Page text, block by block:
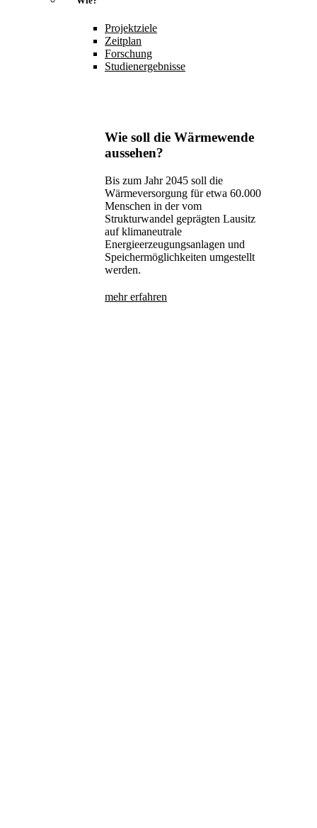
Projektziele
Zeitplan
Forschung
Studienergebnisse
Wie soll die Wärmewende
aussehen?
Bis zum Jahr 2045 soll die
Wärmeversorgung für etwa 60.000
Menschen in der vom
Strukturwandel geprägten Lausitz
auf klimaneutrale
Energieerzeugungsanlagen und
Speichermöglichkeiten umgestellt
werden.
mehr erfahren